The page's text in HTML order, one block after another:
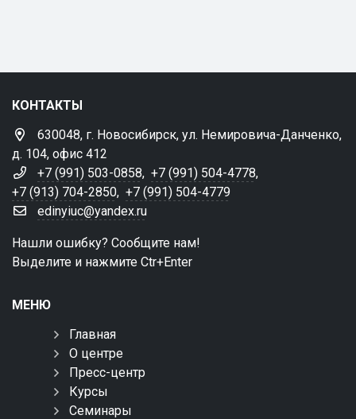
КОНТАКТЫ
630048, г. Новосибирск, ул. Немировича-Данченко,
д. 104, офис 412
+7 (991) 503-0858, +7 (991) 504-4778,
+7 (913) 704-2850, +7 (991) 504-4779
edinyiuc@yandex.ru
Нашли ошибку? Сообщите нам!
Выделите и нажмите Ctr+Enter
МЕНЮ
Главная
О центре
Пресс-центр
Курсы
Семинары